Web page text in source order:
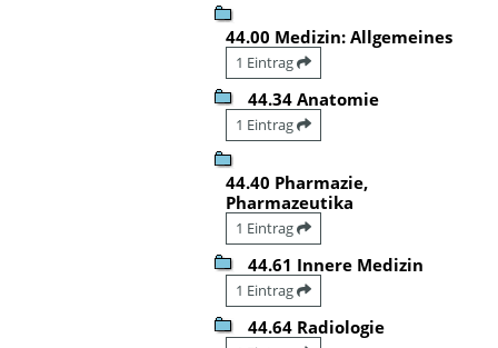
44.00 Medizin: Allgemeines
1 Eintrag
44.34 Anatomie
1 Eintrag
44.40 Pharmazie,
Pharmazeutika
1 Eintrag
44.61 Innere Medizin
1 Eintrag
44.64 Radiologie